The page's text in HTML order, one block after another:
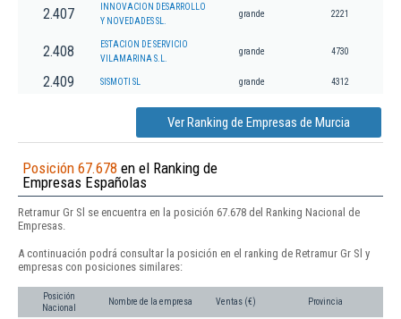
2.407
INNOVACION DESARROLLO
Y NOVEDADES SL.
grande 2221
2.408
ESTACION DE SERVICIO
VILAMARINA S.L.
grande 4730
2.409 SISMOTI SL grande 4312
Ver Ranking de Empresas de Murcia
Posición 67.678 en el Ranking de
Empresas Españolas
Retramur Gr Sl se encuentra en la posición 67.678 del Ranking Nacional de
Empresas.
A continuación podrá consultar la posición en el ranking de Retramur Gr Sl y
empresas con posiciones similares:
Posición
Nacional
Nombre de la empresa Ventas (€) Provincia